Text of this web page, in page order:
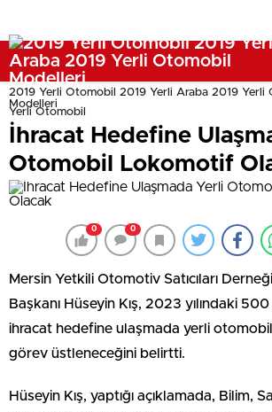
2019 Yerli Otomobil 2019 Yerli Araba 2019 Yerli
Modelleri
Yerli Otomobil
İhracat Hedefine
Otomobil Lokomotif
0 0
Mersin Yetkili Otomotiv Satıcıları
Başkanı Hüseyin Kış, 2023 yılındaki
ihracat hedefine ulaşmada yerli
görev üstleneceğini belirtti.
Hüseyin Kış, yaptığı açıklamada, Bilim,